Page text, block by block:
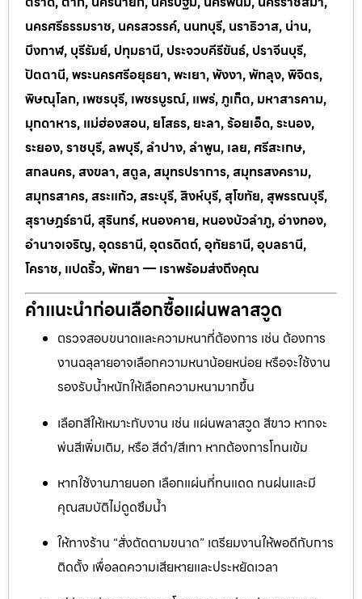
นครศรีธรรมราช, นครสวรรค์, นนทบุรี, นราธิวาส, น่าน,
บึงกาฬ, บุรีรัมย์, ปทุมธานี, ประจวบคีรีขันธ์, ปราจีนบุรี,
ปัตตานี, พระนครศรีอยุธยา, พะเยา, พังงา, พัทลุง, พิจิตร,
พิษณุโลก, เพชรบุรี, เพชรบูรณ์, แพร่, ภูเก็ต, มหาสารคาม,
มุกดาหาร, แม่ฮ่องสอน, ยโสธร, ยะลา, ร้อยเอ็ด, ระนอง,
ระยอง, ราชบุรี, ลพบุรี, ลำปาง, ลำพูน, เลย, ศรีสะเกษ,
สกลนคร, สงขลา, สตูล, สมุทรปราการ, สมุทรสงคราม,
สมุทรสาคร, สระแก้ว, สระบุรี, สิงห์บุรี, สุโขทัย, สุพรรณบุรี,
สุราษฎร์ธานี, สุรินทร์, หนองคาย, หนองบัวลำภู, อ่างทอง,
อำนาจเจริญ, อุดรธานี, อุตรดิตถ์, อุทัยธานี, อุบลธานี,
โคราช, แปดริ้ว, พัทยา — เราพร้อมส่งถึงคุณ
คำแนะนำก่อนเลือกซื้อแผ่นพลาสวูด
ตรวจสอบขนาดและความหนาที่ต้องการ เช่น ต้องการ
งานฉลุลายอาจเลือกความหนาน้อยหน่อย หรือจะใช้งาน
รองรับน้ำหนักให้เลือกความหนามากขึ้น
เลือกสีให้เหมาะกับงาน เช่น แผ่นพลาสวูด สีขาว หากจะ
พ่นสีเพิ่มเติม, หรือ สีดำ/สีเทา หากต้องการโทนเข้ม
หากใช้งานภายนอก เลือกแผ่นที่ทนแดด ทนฝนและมี
คุณสมบัติไม่ดูดซึมน้ำ
ให้ทางร้าน “สั่งตัดตามขนาด” เตรียมงานให้พอดีกับการ
ติดตั้ง เพื่อลดความเสียหายและประหยัดเวลา